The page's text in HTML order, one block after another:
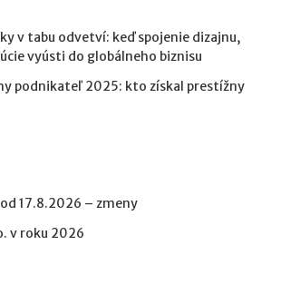
v tabu odvetví: keď spojenie dizajnu,
vyústi do globálneho biznisu
podnikateľ 2025: kto získal prestížny
17.8.2026 – zmeny
v roku 2026